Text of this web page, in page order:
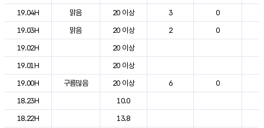
19.04H
맑음 20 이상 3 0
19.03H
맑음 20 이상 2 0
19.02H
20 이상
19.01H
20 이상
19.00H
구름많음 20 이상 6 0
18.23H
10.0
18.22H
13.8